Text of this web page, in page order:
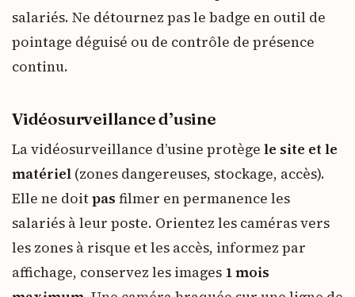
salariés. Ne détournez pas le badge en outil de
pointage déguisé ou de contrôle de présence
continu.
Vidéosurveillance d’usine
La vidéosurveillance d’usine protège le site et le
matériel (zones dangereuses, stockage, accès).
Elle ne doitpas filmer en permanence les
salariés à leur poste. Orientez les caméras vers
les zones à risque et les accès, informez par
affichage, conservez les images 1 mois